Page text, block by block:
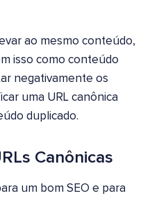
ao mesmo conteúdo,
isso como conteúdo
negativamente os
uma URL canônica
duplicado.
Canônicas
um bom SEO e para